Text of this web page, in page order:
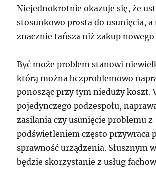
Niejednokrotnie okazuje się, że
stosunkowo prosta do usunięcia, a
znacznie tańsza niż zakup
Być może problem stanowi
którą można bezproblemowo
ponosząc przy tym nieduży koszt.
pojedynczego podzespołu,
zasilania czy usunięcie problemu z
podświetleniem często przywraca
sprawność urządzenia. Słusznym
będzie skorzystanie z usług